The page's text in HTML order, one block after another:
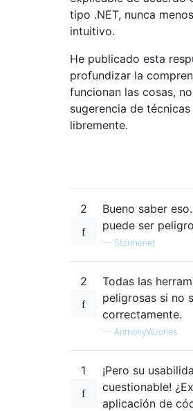
tipo .NET, nunca
intuitivo.
He publicado esta
profundizar la
funcionan las cosas,
sugerencia de
libremente.
2
Bueno saber
puede ser
— Stormenet
2
Todas las
peligrosas si no
correctamente.
— AnthonyWJones
1
¡Pero su
cuestionable!
aplicación de